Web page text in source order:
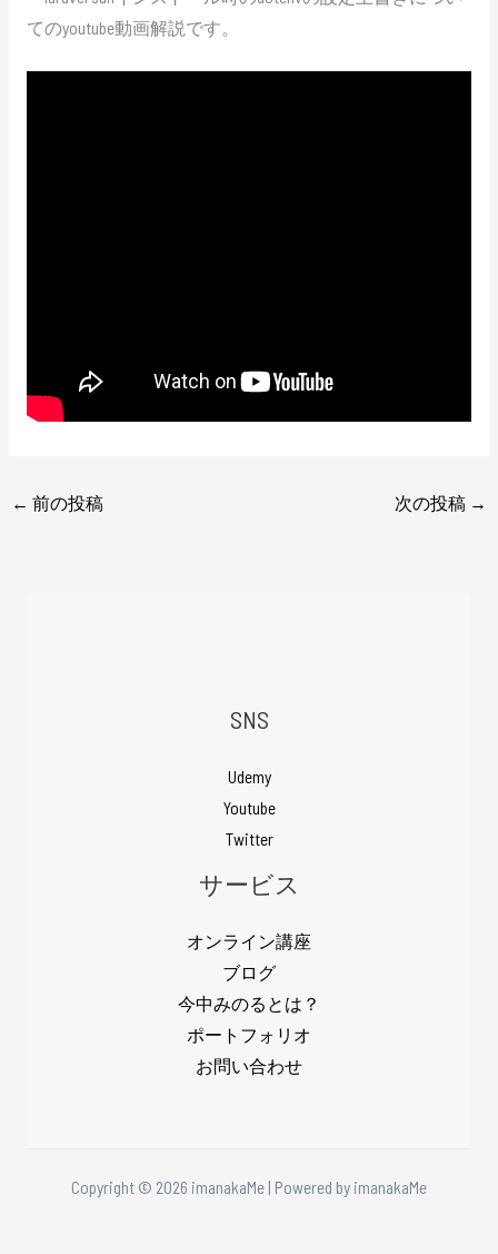
てのyoutube動画解説です。
← 前の投稿 次の投稿 →
SNS
Udemy
Youtube
Twitter
サービス
オンライン講座
ブログ
今中みのるとは？
ポートフォリオ
お問い合わせ
Copyright © 2026 imanakaMe | Powered by imanakaMe